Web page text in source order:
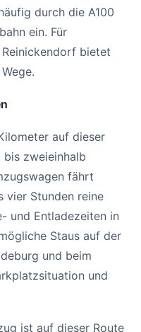
durch die A100
ein. Für
bietet
auf dieser
bis zweieinhalb
fährt
vier Stunden reine
und Entladezeiten in
Staus auf der
und beim
und
ist auf dieser Route